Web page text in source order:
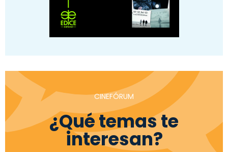
CINEFÓRUM
¿Qué temas te
interesan?